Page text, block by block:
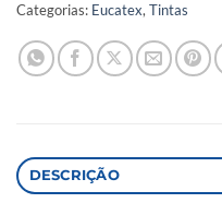
Categorias: Eucatex, Tintas
DESCRIÇÃO